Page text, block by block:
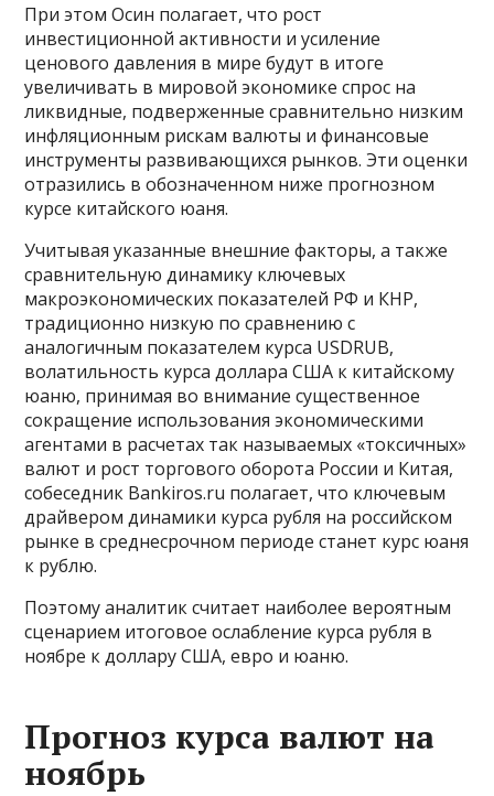
При этом Осин полагает, что рост
инвестиционной активности и усиление
ценового давления в мире будут в итоге
увеличивать в мировой экономике спрос на
ликвидные, подверженные сравнительно низким
инфляционным рискам валюты и финансовые
инструменты развивающихся рынков. Эти оценки
отразились в обозначенном ниже прогнозном
курсе китайского юаня.
Учитывая указанные внешние факторы, а также
сравнительную динамику ключевых
макроэкономических показателей РФ и КНР,
традиционно низкую по сравнению с
аналогичным показателем курса USDRUB,
волатильность курса доллара США к китайскому
юаню, принимая во внимание существенное
сокращение использования экономическими
агентами в расчетах так называемых «токсичных»
валют и рост торгового оборота России и Китая,
собеседник Bankiros.ru полагает, что ключевым
драйвером динамики курса рубля на российском
рынке в среднесрочном периоде станет курс юаня
к рублю.
Поэтому аналитик считает наиболее вероятным
сценарием итоговое ослабление курса рубля в
ноябре к доллару США, евро и юаню.
Прогноз курса валют на
ноябрь